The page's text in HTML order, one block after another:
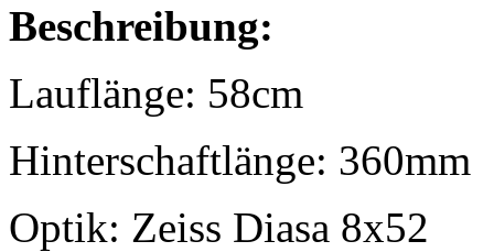
Beschreibung:
Lauflänge: 58cm
Hinterschaftlänge: 360mm
Optik: Zeiss Diasa 8x52